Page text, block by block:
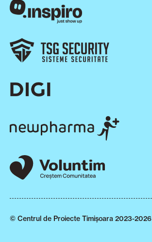
© Centrul de Proiecte Timișoara 2023-2026